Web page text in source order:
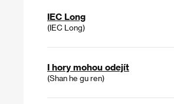
IEC Long
(IEC Long)
I hory mohou odejít
(Shan he gu ren)